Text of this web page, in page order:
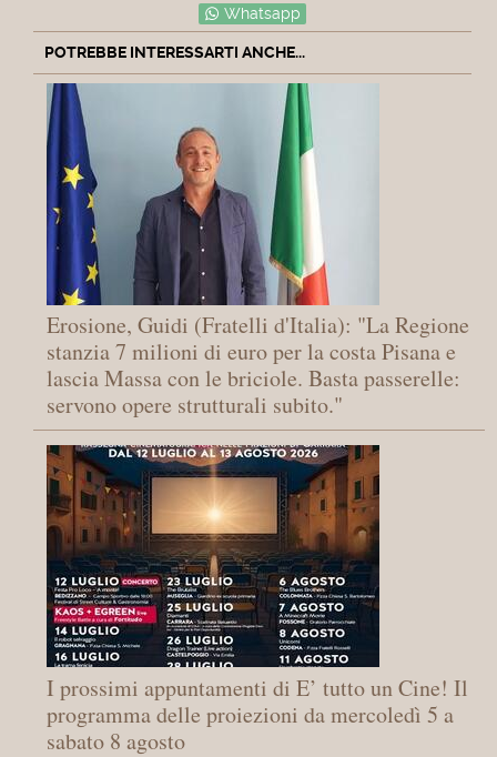
Whatsapp
POTREBBE INTERESSARTI ANCHE...
Erosione, Guidi (Fratelli d'Italia): "La Regione
stanzia 7 milioni di euro per la costa Pisana e
lascia Massa con le briciole. Basta passerelle:
servono opere strutturali subito."
I prossimi appuntamenti di E’ tutto un Cine! Il
programma delle proiezioni da mercoledì 5 a
sabato 8 agosto